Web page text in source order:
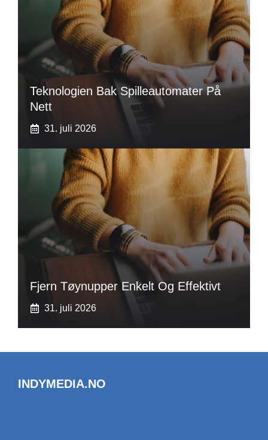
Teknologien Bak Spilleautomater På
Nett
31. juli 2026
Fjern Tøynupper Enkelt Og Effektivt
31. juli 2026
INDYMEDIA.NO